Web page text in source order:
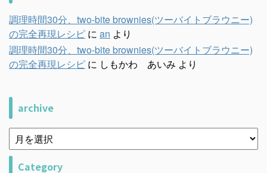
調理時間30分、two-bite brownies(ツーバイトブラウニー)
の完全再現レシピ に an より
調理時間30分、two-bite brownies(ツーバイトブラウニー)
の完全再現レシピ に しもかわ あいみ より
archive
Category